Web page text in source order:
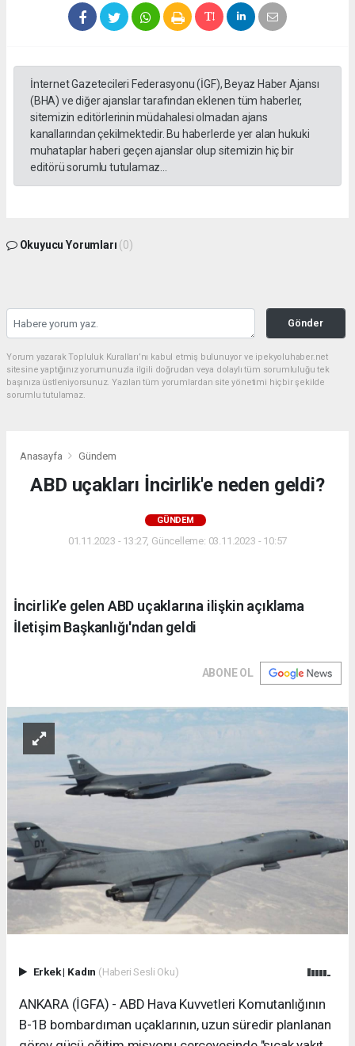
İnternet Gazetecileri Federasyonu (İGF), Beyaz Haber Ajansı
(BHA) ve diğer ajanslar tarafından eklenen tüm haberler,
sitemizin editörlerinin müdahalesi olmadan ajans
kanallarından çekilmektedir. Bu haberlerde yer alan hukuki
muhataplar haberi geçen ajanslar olup sitemizin hiç bir
editörü sorumlu tutulamaz...
Okuyucu Yorumları (0)
Gönder
Yorum yazarak Topluluk Kuralları’nı kabul etmiş bulunuyor ve ipekyoluhaber.net
sitesine yaptığınız yorumunuzla ilgili doğrudan veya dolaylı tüm sorumluluğu tek
başınıza üstleniyorsunuz. Yazılan tüm yorumlardan site yönetimi hiçbir şekilde
sorumlu tutulamaz.
Anasayfa Gündem
ABD uçakları İncirlik'e neden geldi?
GÜNDEM
01.11.2023 - 13:27, Güncelleme: 03.11.2023 - 10:57
İncirlik’e gelen ABD uçaklarına ilişkin açıklama
İletişim Başkanlığı'ndan geldi
ABONE OL
Erkek| Kadın (Haberi Sesli Oku)
ANKARA (İGFA) - ABD Hava Kuvvetleri Komutanlığının
B-1B bombardıman uçaklarının, uzun süredir planlanan